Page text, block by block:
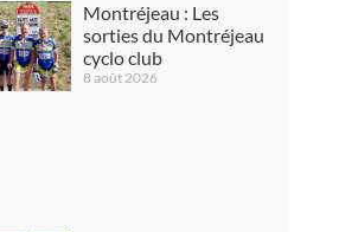
Montréjeau : Les
sorties du Montréjeau
cyclo club
8 août 2026